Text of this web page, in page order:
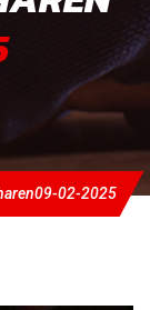
09-02-2025